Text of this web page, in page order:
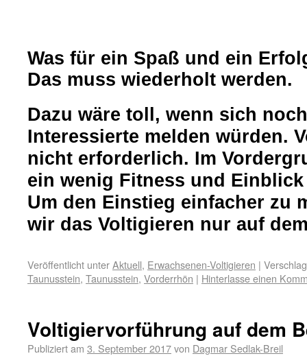
Was für ein Spaß und ein
Das muss wiederholt werden.
Dazu wäre toll, wenn sich
Interessierte melden würden.
nicht erforderlich. Im
ein wenig Fitness und
Um den Einstieg einfacher zu
wir das Voltigieren nur auf
Veröffentlicht unterAktuell, Erwachsenen-Voltigieren |
Taunusstein, Taunusstein, Vorderrhön | Hinterlasse einen
Voltigiervorführung auf dem
Publiziert am 3. September 2017von Dagmar Sedlak-Breil